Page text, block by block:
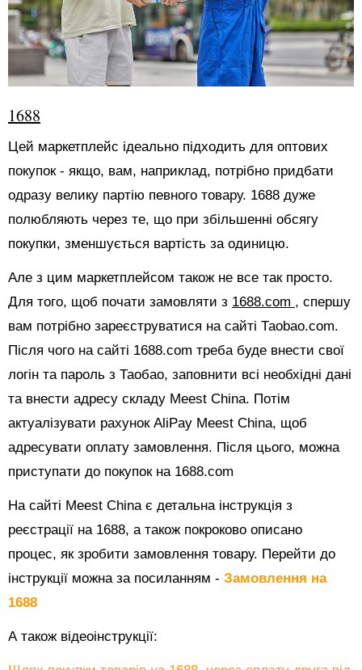
1688
Цей маркетплейс ідеально підходить для оптових
покупок - якщо, вам, наприклад, потрібно придбати
одразу велику партію певного товару. 1688 дуже
полюбляють через те, що при збільшенні обсягу
покупки, зменшується вартість за одиницю.
Але з цим маркетплейсом також не все так просто.
Для того, щоб почати замовляти з 1688.com , спершу
вам потрібно зареєструватися на сайті Таоbао.com.
Після чого на сайті 1688.com треба буде внести свої
логін та пароль з Таобао, заповнити всі необхідні дані
та внести адресу складу Meest China. Потім
актуалізувати рахунок AliPay Meest China, щоб
адресувати оплату замовлення. Після цього, можна
приступати до покупок на 1688.com
На сайті Meest China є детальна інструкція з
реєстрації на 1688, а також покроково описано
процес, як зробити замовлення товару. Перейти до
інструкції можна за посиланням - Замовлення на
1688
А також відеоінструкції: